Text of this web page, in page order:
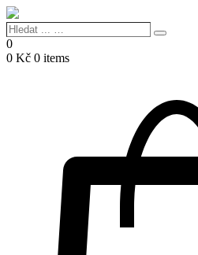
Hledat
...
…
Search
0
0 Kč 0 items